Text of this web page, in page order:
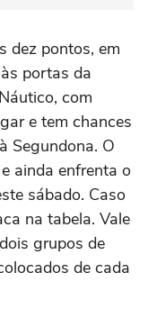
dez pontos, em
portas da
com
e tem chances
Segundona. O
ainda enfrenta o
sábado. Caso
na tabela. Vale
grupos de
de cada